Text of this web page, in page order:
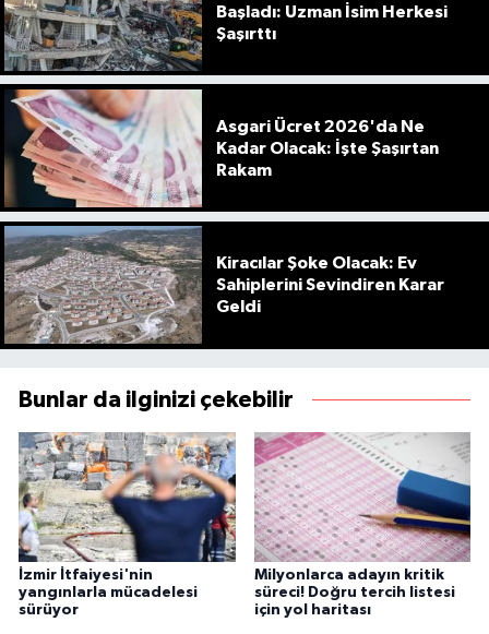
Başladı: Uzman İsim Herkesi
Şaşırttı
Asgari Ücret 2026'da Ne
Kadar Olacak: İşte Şaşırtan
Rakam
Kiracılar Şoke Olacak: Ev
Sahiplerini Sevindiren Karar
Geldi
Bunlar da ilginizi çekebilir
İzmir İtfaiyesi'nin
yangınlarla mücadelesi
sürüyor
Milyonlarca adayın kritik
süreci! Doğru tercih listesi
için yol haritası